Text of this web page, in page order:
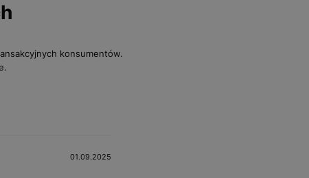
konsumentów.
01.09.2025